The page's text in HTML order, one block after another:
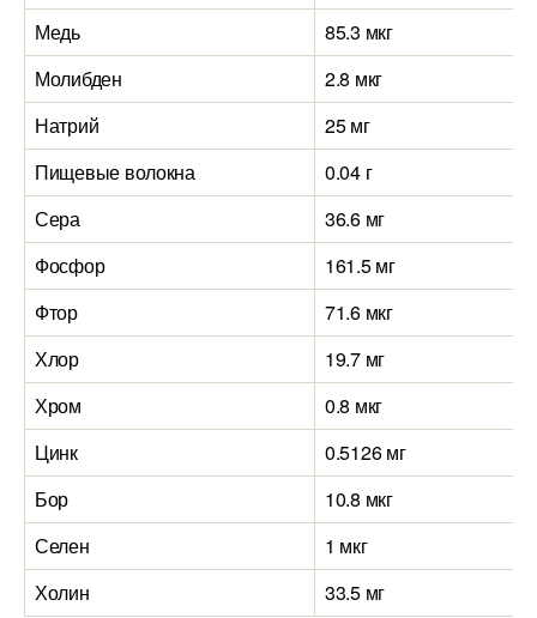
Медь
85.3 мкг
Молибден
2.8 мкг
Натрий
25 мг
Пищевые волокна
0.04 г
Сера
36.6 мг
Фосфор
161.5 мг
Фтор
71.6 мкг
Хлор
19.7 мг
Хром
0.8 мкг
Цинк
0.5126 мг
Бор
10.8 мкг
Селен
1 мкг
Холин
33.5 мг